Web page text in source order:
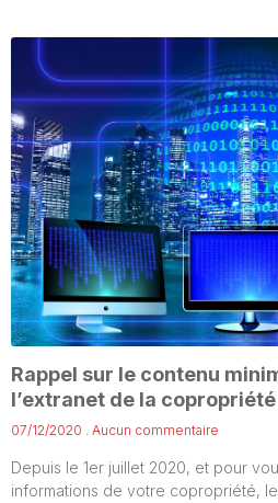
Rappel sur le contenu
l’extranet de la copropriété
07/12/2020 Aucun commentaire
Depuis le 1er juillet 2020, et pour
informations de votre copropriété,